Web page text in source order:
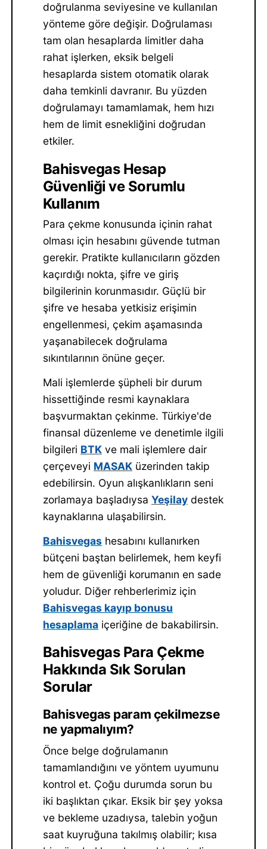
doğrulanma seviyesine ve kullanılan
yönteme göre değişir. Doğrulaması
tam olan hesaplarda limitler daha
rahat işlerken, eksik belgeli
hesaplarda sistem otomatik olarak
daha temkinli davranır. Bu yüzden
doğrulamayı tamamlamak, hem hızı
hem de limit esnekliğini doğrudan
etkiler.
Bahisvegas Hesap
Güvenliği ve Sorumlu
Kullanım
Para çekme konusunda içinin rahat
olması için hesabını güvende tutman
gerekir. Pratikte kullanıcıların gözden
kaçırdığı nokta, şifre ve giriş
bilgilerinin korunmasıdır. Güçlü bir
şifre ve hesaba yetkisiz erişimin
engellenmesi, çekim aşamasında
yaşanabilecek doğrulama
sıkıntılarının önüne geçer.
Mali işlemlerde şüpheli bir durum
hissettiğinde resmi kaynaklara
başvurmaktan çekinme. Türkiye'de
finansal düzenleme ve denetimle ilgili
bilgileri BTKve mali işlemlere dair
çerçeveyi MASAKüzerinden takip
edebilirsin. Oyun alışkanlıkların seni
zorlamaya başladıysa Yeşilaydestek
kaynaklarına ulaşabilirsin.
Bahisvegas hesabını kullanırken
bütçeni baştan belirlemek, hem keyfi
hem de güvenliği korumanın en sade
yoludur. Diğer rehberlerimiz için
Bahisvegas kayıp bonusu
hesaplama içeriğine de bakabilirsin.
Bahisvegas Para Çekme
Hakkında Sık Sorulan
Sorular
Bahisvegas param çekilmezse
ne yapmalıyım?
Önce belge doğrulamanın
tamamlandığını ve yöntem uyumunu
kontrol et. Çoğu durumda sorun bu
iki başlıktan çıkar. Eksik bir şey yoksa
ve bekleme uzadıysa, talebin yoğun
saat kuyruğuna takılmış olabilir; kısa